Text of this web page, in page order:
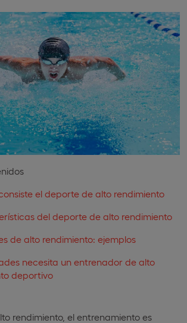
el deporte de alto rendimiento
del deporte de alto rendimiento
de alto rendimiento: ejemplos
necesita un entrenador de alto
deportivo
rendimiento, el entrenamiento es